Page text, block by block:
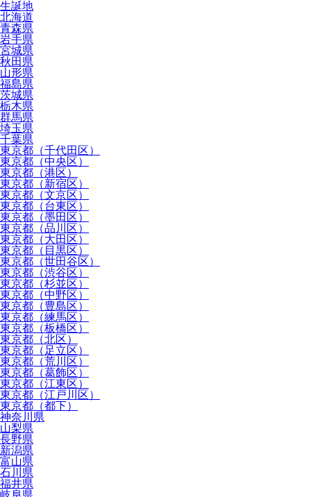
生誕地
北海道
青森県
岩手県
宮城県
秋田県
山形県
福島県
茨城県
栃木県
群馬県
埼玉県
千葉県
東京都（千代田区）
東京都（中央区）
東京都（港区）
東京都（新宿区）
東京都（文京区）
東京都（台東区）
東京都（墨田区）
東京都（品川区）
東京都（大田区）
東京都（目黒区）
東京都（世田谷区）
東京都（渋谷区）
東京都（杉並区）
東京都（中野区）
東京都（豊島区）
東京都（練馬区）
東京都（板橋区）
東京都（北区）
東京都（足立区）
東京都（荒川区）
東京都（葛飾区）
東京都（江東区）
東京都（江戸川区）
東京都（都下）
神奈川県
山梨県
長野県
新潟県
富山県
石川県
福井県
岐阜県